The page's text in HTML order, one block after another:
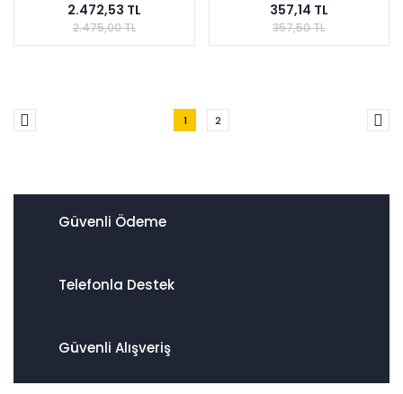
2.472,53 TL
2.475,00 TL
357,14 TL
357,50 TL
1 2
Güvenli Ödeme
Telefonla Destek
Güvenli Alışveriş